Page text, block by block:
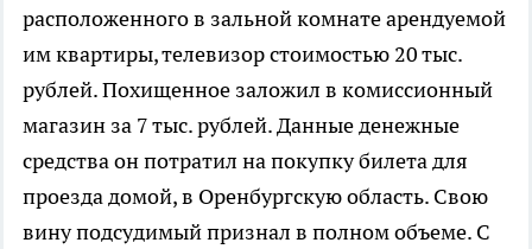
расположенного в зальной комнате арендуемой
им квартиры, телевизор стоимостью 20 тыс.
рублей. Похищенное заложил в комиссионный
магазин за 7 тыс. рублей. Данные денежные
средства он потратил на покупку билета для
проезда домой, в Оренбургскую область. Свою
вину подсудимый признал в полном объеме. С